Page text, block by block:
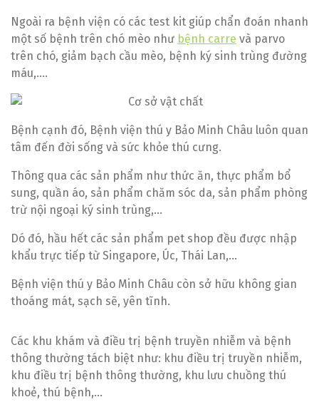
Ngoài ra bệnh viện có các test kit giúp chẩn đoán nhanh
một số bệnh trên chó mèo như bệnh carre và parvo
trên chó, giảm bạch cầu mèo, bệnh ký sinh trùng đường
máu,….
Bệnh cạnh đó, Bệnh viện thú y Bảo Minh Châu luôn quan
tâm đến đời sống và sức khỏe thú cưng.
Thông qua các sản phẩm như thức ăn, thực phẩm bổ
sung, quần áo, sản phẩm chăm sóc da, sản phẩm phòng
trừ nội ngoại ký sinh trùng,…
Dó đó, hầu hết các sản phẩm pet shop đều được nhập
khẩu trực tiếp từ Singapore, Úc, Thái Lan,…
Bệnh viện thú y Bảo Minh Châu còn sở hữu không gian
thoáng mát, sạch sẽ, yên tĩnh.
Các khu khám và điều trị bệnh truyền nhiễm và bệnh
thông thường tách biệt như: khu điều trị truyền nhiễm,
khu điều trị bệnh thông thường, khu lưu chuồng thú
khoẻ, thú bệnh,…